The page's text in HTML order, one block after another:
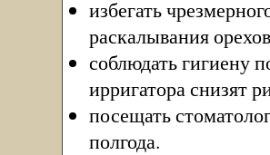
избегать
раскалывания
соблюдать гигиену
ирригатора снизят
посещать
полгода.